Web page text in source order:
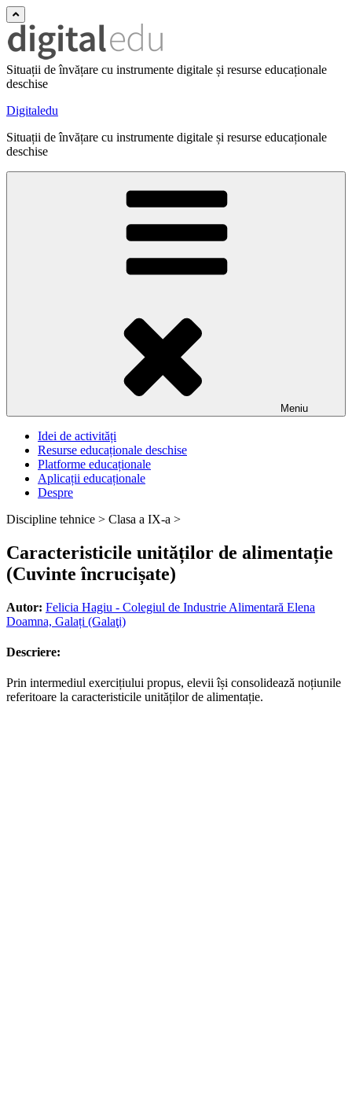
Situații de învățare cu instrumente digitale și resurse educaționale
deschise
Digitaledu
Situații de învățare cu instrumente digitale și resurse educaționale
deschise
Meniu
Idei de activități
Resurse educaționale deschise
Platforme educaționale
Aplicații educaționale
Despre
Discipline tehnice > Clasa a IX-a >
Caracteristicile unităților de alimentație
(Cuvinte încrucișate)
Autor: Felicia Hagiu - Colegiul de Industrie Alimentară Elena
Doamna, Galați (Galaţi)
Descriere:
Prin intermediul exercițiului propus, elevii își consolidează noțiunile
referitoare la caracteristicile unităților de alimentație.